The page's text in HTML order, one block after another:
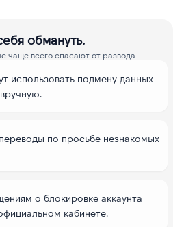
обмануть.
чаще всего спасают от развода
использовать подмену данных -
по просьбе незнакомых
о блокировке аккаунта
кабинете.